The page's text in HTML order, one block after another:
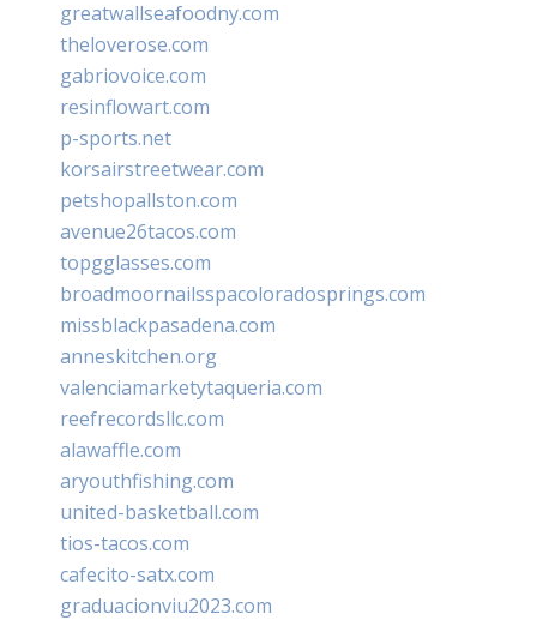
greatwallseafoodny.com
theloverose.com
gabriovoice.com
resinflowart.com
p-sports.net
korsairstreetwear.com
petshopallston.com
avenue26tacos.com
topgglasses.com
broadmoornailsspacoloradosprings.com
missblackpasadena.com
anneskitchen.org
valenciamarketytaqueria.com
reefrecordsllc.com
alawaffle.com
aryouthfishing.com
united-basketball.com
tios-tacos.com
cafecito-satx.com
graduacionviu2023.com